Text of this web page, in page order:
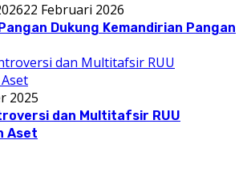
22 Februari 2026
Dukung Kemandirian Pangan
2025
dan Multitafsir RUU
Aset